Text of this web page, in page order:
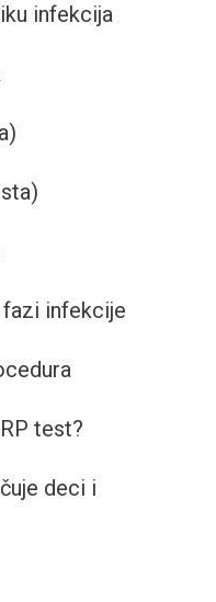
infekcija
infekcije
test?
deci i